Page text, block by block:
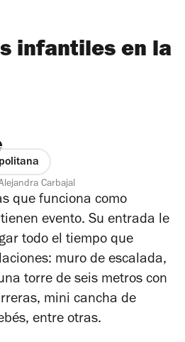
infantiles en la
Carbajal
que funciona como
evento. Su entrada le
todo el tiempo que
muro de escalada,
torre de seis metros con
mini cancha de
entre otras.